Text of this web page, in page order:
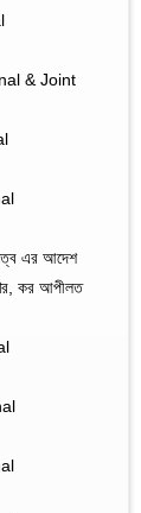
& Joint
এর আদেশ
কর আপীলত